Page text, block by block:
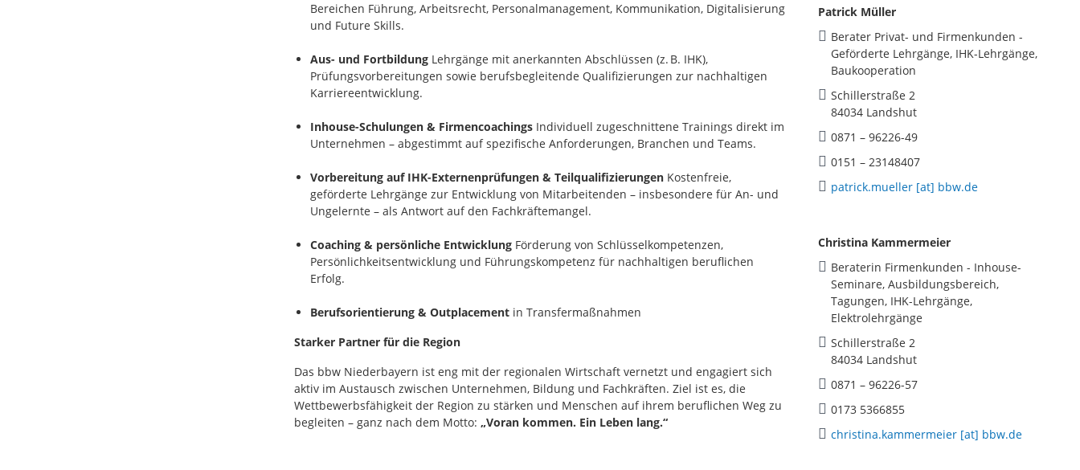
Bereichen Führung, Arbeitsrecht, Personalmanagement, Kommunikation, Digitalisierung
und Future Skills.
Aus- und Fortbildung Lehrgänge mit anerkannten Abschlüssen (z. B. IHK),
Prüfungsvorbereitungen sowie berufsbegleitende Qualifizierungen zur nachhaltigen
Karriereentwicklung.
Inhouse-Schulungen & Firmencoachings Individuell zugeschnittene Trainings direkt im
Unternehmen – abgestimmt auf spezifische Anforderungen, Branchen und Teams.
Vorbereitung auf IHK-Externenprüfungen & Teilqualifizierungen Kostenfreie,
geförderte Lehrgänge zur Entwicklung von Mitarbeitenden – insbesondere für An- und
Ungelernte – als Antwort auf den Fachkräftemangel.
Coaching & persönliche Entwicklung Förderung von Schlüsselkompetenzen,
Persönlichkeitsentwicklung und Führungskompetenz für nachhaltigen beruflichen
Erfolg.
Berufsorientierung & Outplacement in Transfermaßnahmen
Starker Partner für die Region
Das bbw Niederbayern ist eng mit der regionalen Wirtschaft vernetzt und engagiert sich
aktiv im Austausch zwischen Unternehmen, Bildung und Fachkräften. Ziel ist es, die
Wettbewerbsfähigkeit der Region zu stärken und Menschen auf ihrem beruflichen Weg zu
begleiten – ganz nach dem Motto: „Voran kommen. Ein Leben lang.“
Patrick Müller
Berater Privat- und Firmenkunden -
Geförderte Lehrgänge, IHK-Lehrgänge,
Baukooperation
Schillerstraße 2
84034 Landshut
0871 – 96226-49
0151 – 23148407
patrick.mueller [at] bbw.de
Christina Kammermeier
Beraterin Firmenkunden - Inhouse-
Seminare, Ausbildungsbereich,
Tagungen, IHK-Lehrgänge,
Elektrolehrgänge
Schillerstraße 2
84034 Landshut
0871 – 96226-57
0173 5366855
christina.kammermeier [at] bbw.de